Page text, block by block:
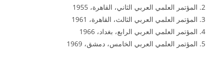
المؤتمر العلمي العربي الثاني، القاهرة، 1955
المؤتمر العلمي العربي الثالث، القاهرة، 1961
المؤتمر العلمي العربي الرابع، بغداد، 1966
المؤتمر العلمي العربي الخامس، دمشق، 1969